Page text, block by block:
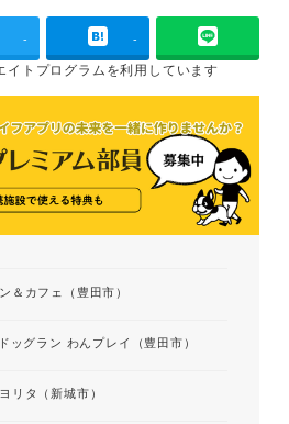
- -
イトプログラムを利用しています
＆カフェ（豊田市）
ッグラン わんプレイ（豊田市）
リタ（新城市）